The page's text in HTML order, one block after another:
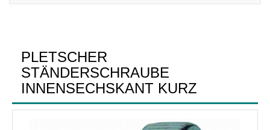
PLETSCHER
STÄNDERSCHRAUBE
INNENSECHSKANT KURZ